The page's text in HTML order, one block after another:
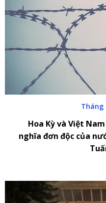
Tháng
Hoa Kỳ và Việt
nghĩa đơn độc của